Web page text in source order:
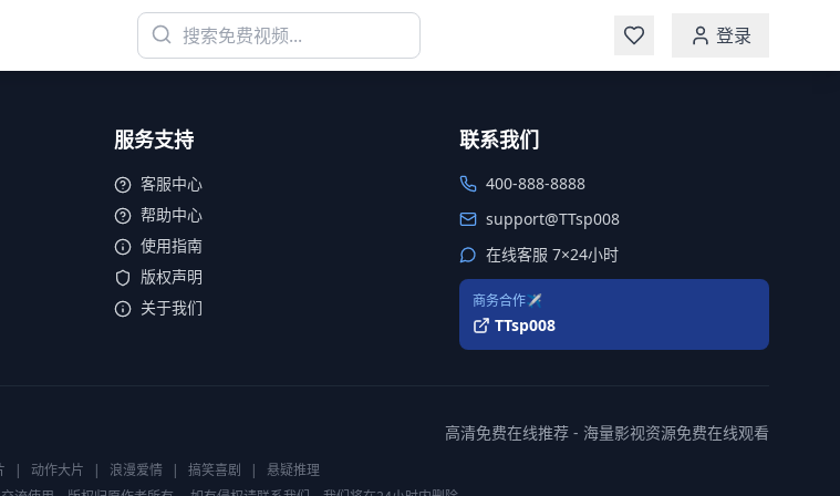
登录
服务支持
客服中心
帮助中心
使用指南
版权声明
关于我们
联系我们
400-888-8888
support@TTsp008
在线客服 7×24小时
商务合作✈️
TTsp008
高清免费在线推荐 - 海量影视资源免费在线观看
| 动作大片 | 浪漫爱情 | 搞笑喜剧 |
悬疑推理